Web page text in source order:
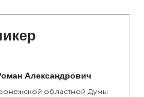
Александрович
областной Думы